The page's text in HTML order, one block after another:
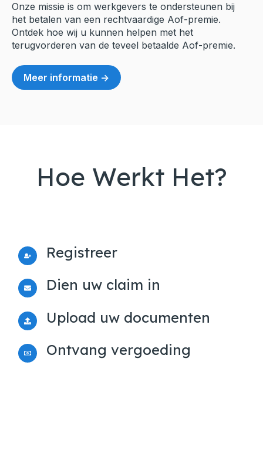
Onze missie is om werkgevers te ondersteunen bij
het betalen van een rechtvaardige Aof-premie.
Ontdek hoe wij u kunnen helpen met het
terugvorderen van de teveel betaalde Aof-premie.
Meer informatie ->
Hoe Werkt Het?
Registreer
Dien uw claim in
Upload uw documenten
Ontvang vergoeding